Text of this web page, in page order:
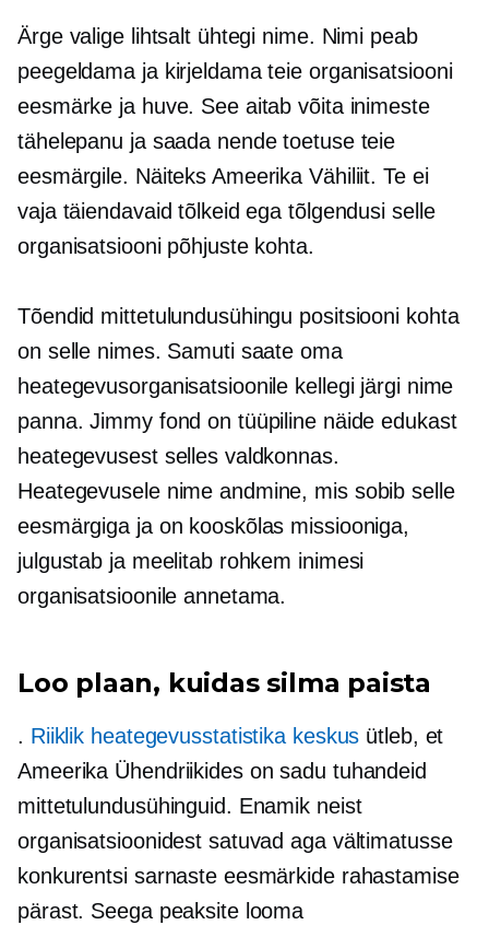
Ärge valige lihtsalt ühtegi nime. Nimi peab
peegeldama ja kirjeldama teie organisatsiooni
eesmärke ja huve. See aitab võita inimeste
tähelepanu ja saada nende toetuse teie
eesmärgile. Näiteks Ameerika Vähiliit. Te ei
vaja täiendavaid tõlkeid ega tõlgendusi selle
organisatsiooni põhjuste kohta.
Tõendid mittetulundusühingu positsiooni kohta
on selle nimes. Samuti saate oma
heategevusorganisatsioonile kellegi järgi nime
panna. Jimmy fond on tüüpiline näide edukast
heategevusest selles valdkonnas.
Heategevusele nime andmine, mis sobib selle
eesmärgiga ja on kooskõlas missiooniga,
julgustab ja meelitab rohkem inimesi
organisatsioonile annetama.
Loo plaan, kuidas silma paista
. Riiklik heategevusstatistika keskus ütleb, et
Ameerika Ühendriikides on sadu tuhandeid
mittetulundusühinguid. Enamik neist
organisatsioonidest satuvad aga vältimatusse
konkurentsi sarnaste eesmärkide rahastamise
pärast. Seega peaksite looma